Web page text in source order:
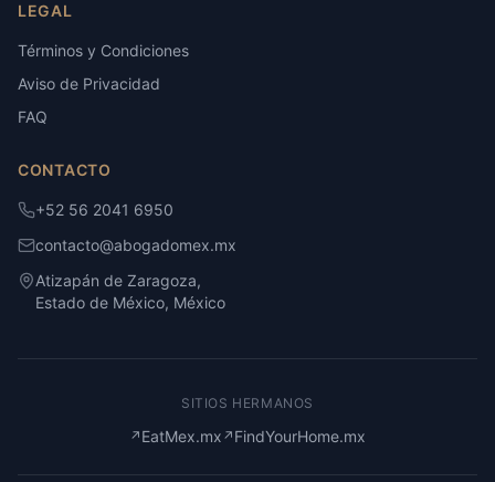
LEGAL
Términos y Condiciones
Aviso de Privacidad
FAQ
CONTACTO
+52 56 2041 6950
contacto@abogadomex.mx
Atizapán de Zaragoza,
Estado de México, México
SITIOS HERMANOS
↗ EatMex.mx ↗ FindYourHome.mx